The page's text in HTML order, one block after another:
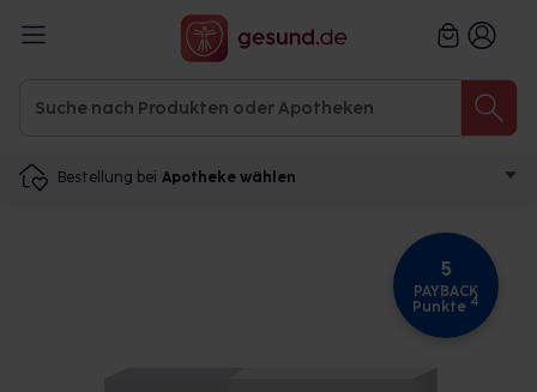
Bestellung bei Apotheke wählen
5
PAYBACK
Punkte 4